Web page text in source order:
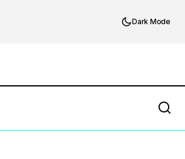
Dark Mode